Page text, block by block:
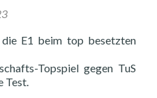
E1 beim top besetzten
Topspiel gegen TuS
Test.